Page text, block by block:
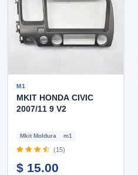
M1
MKIT HONDA CIVIC
2007/11 9 V2
Mkit Moldura m1
(15)
$ 15.00